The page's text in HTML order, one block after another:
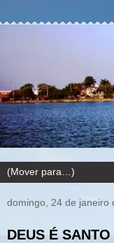
domingo, 24 de janeiro
DEUS É SANTO